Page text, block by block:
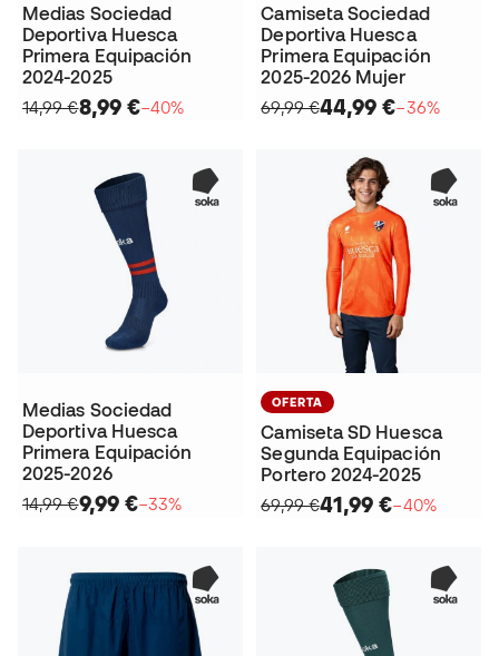
Medias Sociedad
Deportiva Huesca
Primera Equipación
2024-2025
14,99 €8,99 €−40%
Camiseta Sociedad
Deportiva Huesca
Primera Equipación
2025-2026 Mujer
69,99 €44,99 €−36%
Medias Sociedad
Deportiva Huesca
Primera Equipación
2025-2026
14,99 €9,99 €−33%
OFERTA
Camiseta SD Huesca
Segunda Equipación
Portero 2024-2025
69,99 €41,99 €−40%